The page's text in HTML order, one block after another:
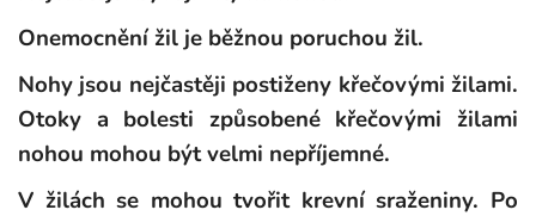
Onemocnění žil je běžnou poruchou žil.
Nohy jsou nejčastěji postiženy křečovými žilami.
Otoky a bolesti způsobené křečovými žilami
nohou mohou být velmi nepříjemné.
V žilách se mohou tvořit krevní sraženiny. Po